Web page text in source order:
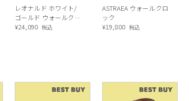
レオナルド ホワイト/
ゴールド ウォールクロ
ック
¥24,090 税込
ASTRAEA ウォールクロ
ック
¥19,800 税込